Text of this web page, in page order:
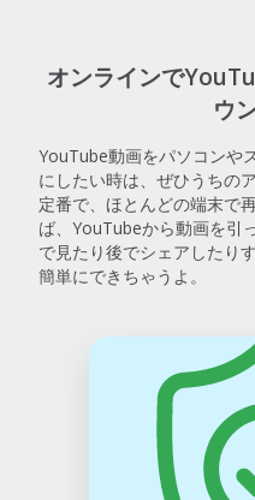
オンラインで
ウ
YouTube動画をパソコンや
にしたい時は、ぜひうちの
定番で、ほとんどの端末で
ば、YouTubeから動画を引
で見たり後でシェアしたり
簡単にできちゃうよ。